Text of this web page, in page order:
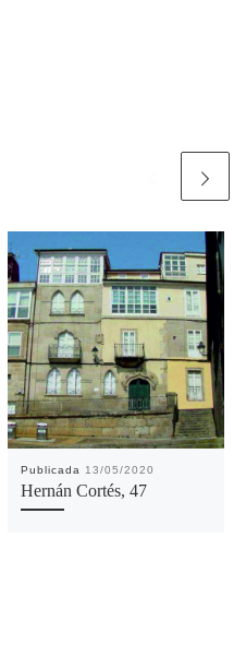
Publicada 13/05/2020
Hernán Cortés, 47